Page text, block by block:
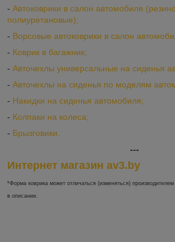
- Автоковрики в салон автомобиля
полиуретановые);
- Ворсовые автоковрики в салон
- Коврик в багажник;
- Авточехлы универсальные на сиденья
- Авточехлы на сиденья по моделям
- Накидки на сиденья автомобиля;
- Колпаки на колеса;
- Брызговики.
---
Интернет магазин av3.by
*Форма коврика может отличаться (изменяться)
в описании.